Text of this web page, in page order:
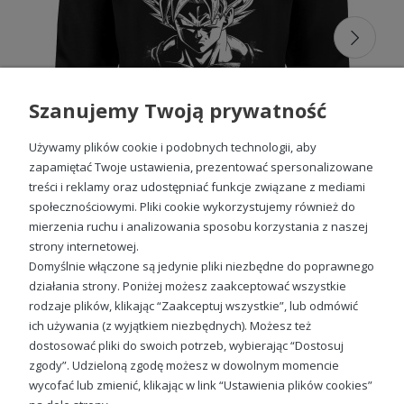
Bluzy męskie animemogą przyciągać uwagę dużymi,
kolorowymi nadrukami albo wyróżniać się subtelnymi
ilustracjami przypominającymi kadry z mangi. Intensywne
wzory dobrze sprawdzają się jako główny element stylizacji,
natomiast bardziej minimalistyczne projekty łatwo zestawić
Wybierając męską bluzę anime, warto zwrócić uwagę na
rozmieszczenia nadruku. Ciemne bluzy dobrze podkreślają
jasne i kontrastowe ilustracje, a modele w neutralnych
odcieniach pozwalają stworzyć bardziej stonowany zestaw.
Bluzy z anime męskie inspirowane
popularnymi seriami
Bluzy z anime męskie
mogą nawiązywać do kultowych
produkcji, rozpoznawalnych bohaterów, fantastycznych
światów i widowiskowych scen walki. Miłośnikom
klasycznych historii o wojownikach polecamy bluzy Dragon
Ball męskie, które pozwalają podkreślić zainteresowanie
jednym z najbardziej znanych uniwersów japońskiej
animacji.
Son goku dragon ball Męska bluza
Sprawdź nasze social media
Szanujemy Twoją prywatność
Używamy plików cookie i podobnych technologii, aby
zapamiętać Twoje ustawienia, prezentować spersonalizowane
treści i reklamy oraz udostępniać funkcje związane z mediami
społecznościowymi. Pliki cookie wykorzystujemy również do
mierzenia ruchu i analizowania sposobu korzystania z naszej
strony internetowej.
Domyślnie włączone są jedynie pliki niezbędne do poprawnego
działania strony. Poniżej możesz zaakceptować wszystkie
rodzaje plików, klikając “Zaakceptuj wszystkie”, lub odmówić
ich używania (z wyjątkiem niezbędnych). Możesz też
dostosować pliki do swoich potrzeb, wybierając “Dostosuj
zgody”. Udzieloną zgodę możesz w dowolnym momencie
wycofać lub zmienić, klikając w link “Ustawienia plików cookies”